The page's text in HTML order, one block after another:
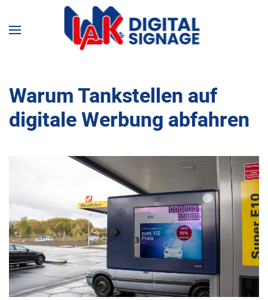
Warum Tankstellen auf
digitale Werbung abfahren